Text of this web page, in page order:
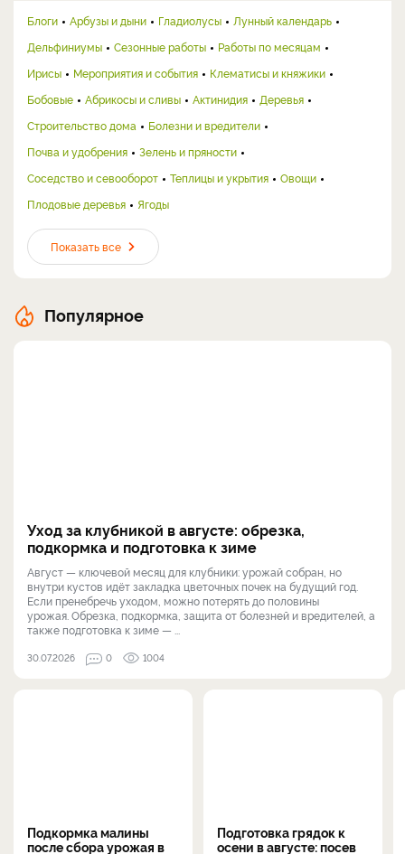
Блоги Арбузы и дыни Гладиолусы
Лунный календарь
Дельфиниумы
Сезонные работы
Работы по месяцам
Ирисы
Мероприятия и события
Клематисы и княжики
Бобовые
Абрикосы и сливы Актинидия
Деревья
Строительство дома
Болезни и вредители
Почва и удобрения
Зелень и пряности
Соседство и севооборот
Теплицы и укрытия
Овощи
Плодовые деревья
Ягоды
Показать все
Популярное
Уход за клубникой в августе: обрезка,
подкормка и подготовка к зиме
Август — ключевой месяц для клубники: урожай собран, но
внутри кустов идёт закладка цветочных почек на будущий год.
Если пренебречь уходом, можно потерять до половины
урожая. Обрезка, подкормка, защита от болезней и вредителей, а
также подготовка к зиме — ...
30.07.2026 0 1004
Подкормка малины
после сбора урожая в
Подготовка грядок к
осени в августе: посев